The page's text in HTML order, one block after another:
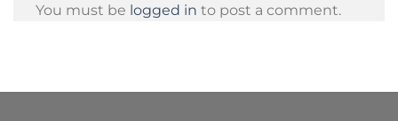
You must be logged in to post a comment.